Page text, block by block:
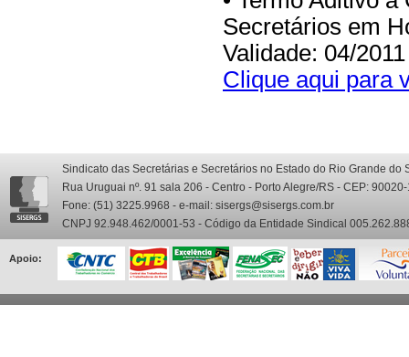
Secretários em
Validade: 04/
Clique aqui para
Sindicato das Secretárias e Secretários no Estado do Rio Grande do
Rua Uruguai nº. 91 sala 206 - Centro - Porto Alegre/RS - CEP:
Fone: (51) 3225.9968 - e-mail: sisergs@sisergs.com.br
CNPJ 92.948.462/0001-53 - Código da Entidade Sindical
Apoio: